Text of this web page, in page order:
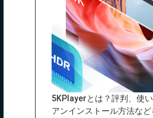
5KPlayerとは？評判、使い
アンインストール方法など